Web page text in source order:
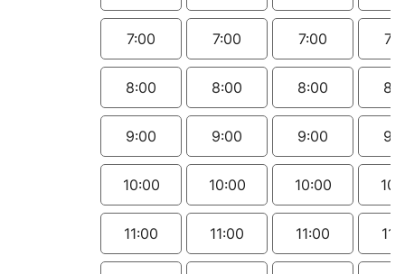
7:00
8:00
9:00
10:00
11:00
7:00
8:00
9:00
10:00
11:00
7:00
8:00
9:00
10:00
11:00